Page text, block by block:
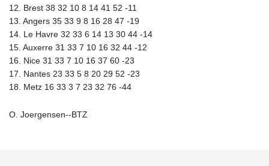
12. Brest 38 32 10 8 14 41 52 -11
13. Angers 35 33 9 8 16 28 47 -19
14. Le Havre 32 33 6 14 13 30 44 -14
15. Auxerre 31 33 7 10 16 32 44 -12
16. Nice 31 33 7 10 16 37 60 -23
17. Nantes 23 33 5 8 20 29 52 -23
18. Metz 16 33 3 7 23 32 76 -44
O. Joergensen--BTZ